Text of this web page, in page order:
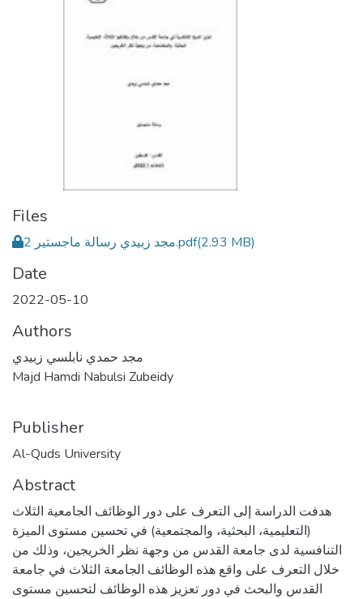
Files
مجد زبيدي رسالة ماجستير 2.pdf(2.93 MB)
Date
2022-05-10
Authors
مجد حمدي نابلسي زبيدي
Majd Hamdi Nabulsi Zubeidy
Publisher
Al-Quds University
Abstract
هدفت الدراسة إلى التعرف على دور الوظائف الجامعية الثلاث
(التعليمية، البحثية، والمجتمعية) في تحسين مستوى الميزة
التنافسية لدى جامعة القدس من وجهة نظر الخريجين، وذلك من
خلال التعرف على واقع هذه الوظائف الجامعة الثلاث في جامعة
القدس والبحث في دور تعزيز هذه الوظائف لتحسين مستوى